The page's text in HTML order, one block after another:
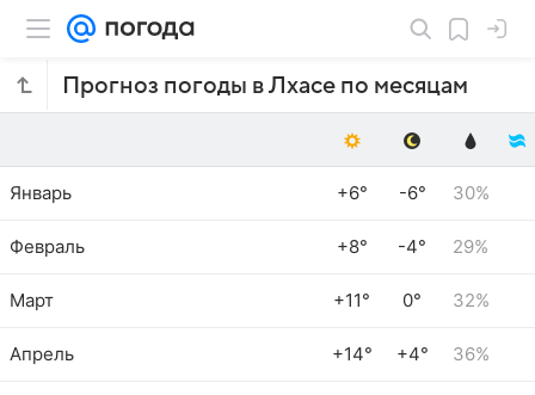
Прогноз погоды в Лхасе по месяцам
Январь +6° -6° 30%
Февраль +8° -4° 29%
Март +11° 0° 32%
Апрель +14° +4° 36%